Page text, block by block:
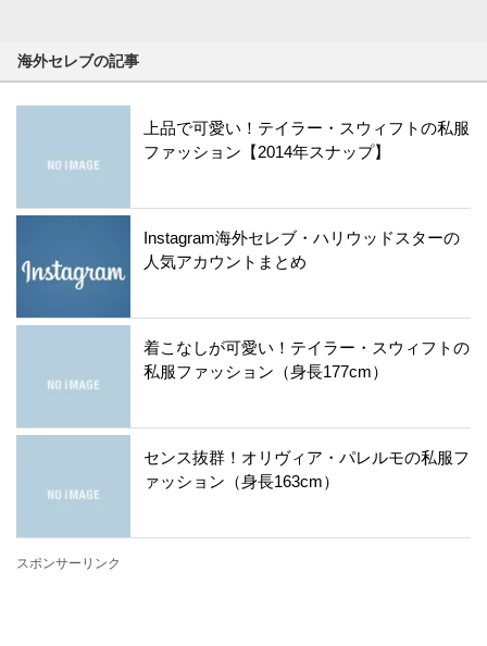
海外セレブの記事
上品で可愛い！テイラー・スウィフトの私服
ファッション【2014年スナップ】
Instagram海外セレブ・ハリウッドスターの
人気アカウントまとめ
着こなしが可愛い！テイラー・スウィフトの
私服ファッション（身長177cm）
センス抜群！オリヴィア・パレルモの私服フ
ァッション（身長163cm）
スポンサーリンク